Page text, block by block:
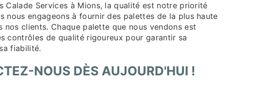
Calade Services à Mions, la qualité est notre priorité
nous engageons à fournir des palettes de la plus haute
nos clients. Chaque palette que nous vendons est
contrôles de qualité rigoureux pour garantir sa
fiabilité.
NOUS DÈS AUJOURD'HUI !